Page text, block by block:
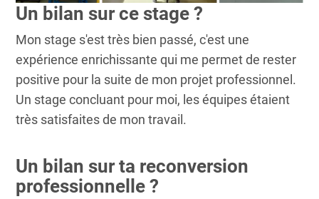
Un bilan sur ce stage ?
Mon stage s'est très bien passé, c'est une
expérience enrichissante qui me permet de rester
positive pour la suite de mon projet professionnel.
Un stage concluant pour moi, les équipes étaient
très satisfaites de mon travail.
Un bilan sur ta reconversion
professionnelle ?